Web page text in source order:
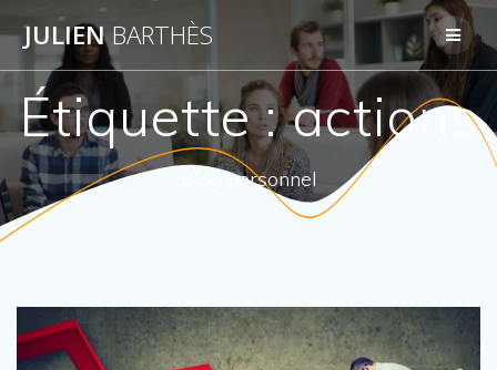
content
JULIENBARTHÈS
Étiquette :actions
Blog personnel